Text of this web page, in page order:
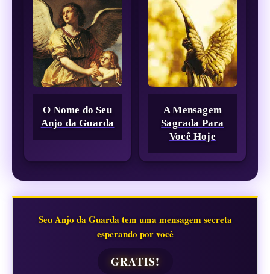
O Nome do Seu
Anjo da Guarda
A Mensagem
Sagrada Para
Você Hoje
Seu Anjo da Guarda tem uma mensagem secreta
esperando por você
GRATIS!